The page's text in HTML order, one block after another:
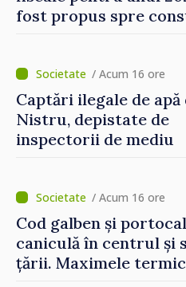
fost propus spre
/ Acum 16 ore
Captări ilegale de apă
Nistru, depistate de
inspectorii de mediu
/ Acum 16 ore
Cod galben și
caniculă în centrul și
țării. Maximele